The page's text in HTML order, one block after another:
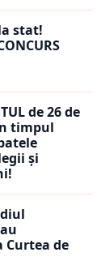
stat!
de 26 de
timpul
și
Curtea de